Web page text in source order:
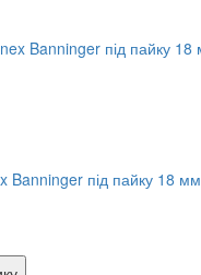
Banninger під пайку 18 мм